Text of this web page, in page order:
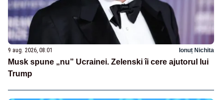
9 aug. 2026, 08:01 Ionuț Nichita
Musk spune „nu” Ucrainei. Zelenski îi cere ajutorul lui
Trump